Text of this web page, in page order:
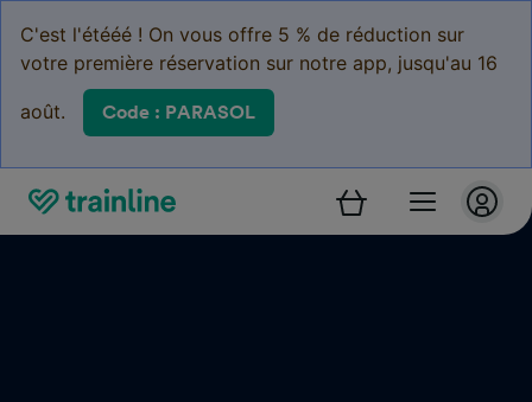
C'est l'étééé ! On vous offre 5 % de réduction sur
votre première réservation sur notre app, jusqu'au 16
août. Code : PARASOL